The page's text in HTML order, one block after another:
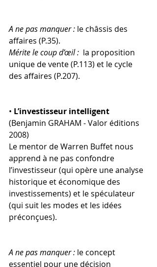
A ne pas manquer : le châssis des
affaires (P.35).
Mérite le coup d’œil :
  la proposition
unique de vente (P.113) et le cycle
des affaires (P.207).
• L’investisseur intelligent
(Benjamin GRAHAM - Valor éditions
2008)
Le mentor de Warren Buffet nous
apprend à ne pas confondre
l’investisseur (qui opère une analyse
historique et économique des
investissements) et le spéculateur
(qui suit les modes et les idées
préconçues).
A ne pas manquer : le concept
essentiel pour une décision